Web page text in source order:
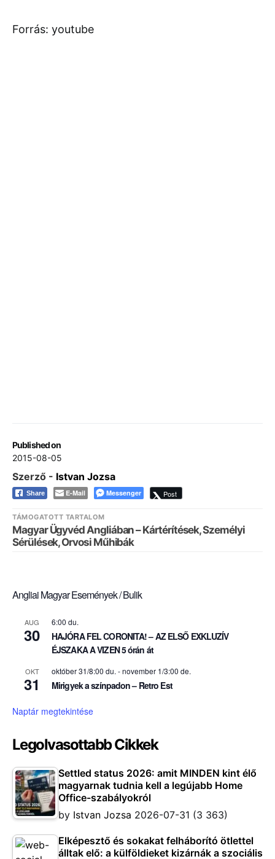
Published on
2015-08-05
Forrás: youtube
Szerző - Istvan Jozsa
Share E-Mail Messenger Post
TÁMOGATOTT TARTALOM
Magyar Ügyvéd Angliában – Kártérítések, Személyi
Sérülések, Orvosi Műhibák
Angliai Magyar Események / Bulik
AUG
30
6:00 du.
HAJÓRA FEL CORONITA! – AZ ELSŐ EXKLUZÍV
ÉJSZAKA A VIZEN 5 órán át
OKT
31
október 31/8:00 du. -november 1/3:00 de.
Mirigyek a színpadon – Retro Est
Naptár megtekintése
Legolvasottabb Cikkek
Settled status 2026: amit MINDEN kint élő
magyarnak tudnia kell a legújabb Home
Office-szabályokról
by Istvan Jozsa 2026-07-31 (3 363)
Elképesztő és sokakat felháborító ötlettel
álltak elő: a külföldieket kizárnák a szociális